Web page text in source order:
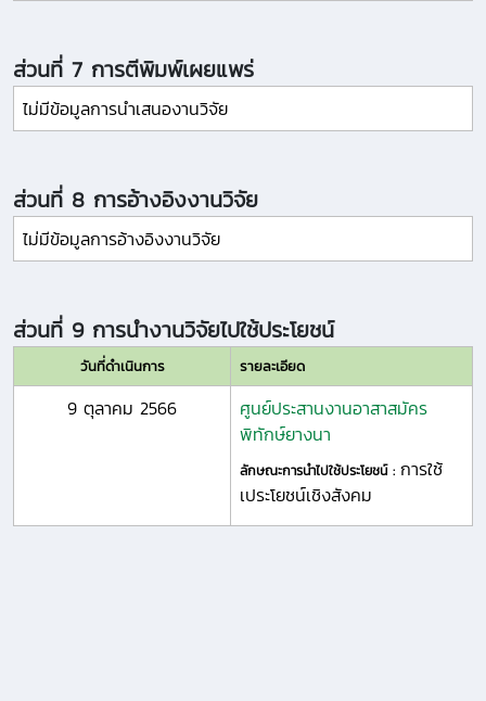
ส่วนที่ 7 การตีพิมพ์เผยแพร่
ไม่มีข้อมูลการนำเสนองานวิจัย
ส่วนที่ 8 การอ้างอิงงานวิจัย
ไม่มีข้อมูลการอ้างอิงงานวิจัย
ส่วนที่ 9 การนำงานวิจัยไปใช้ประโยชน์
วันที่ดำเนินการ รายละเอียด
9 ตุลาคม 2566
ศูนย์ประสานงานอาสาสมัคร
พิทักษ์ยางนา
ลักษณะการนำไปใช้ประโยชน์ : การใช้
เประโยชน์เชิงสังคม